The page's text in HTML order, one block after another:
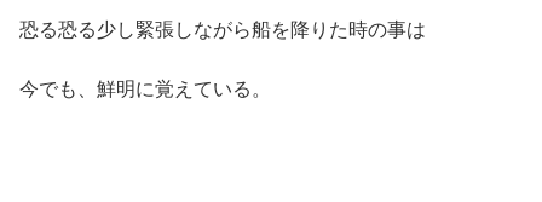
恐る恐る少し緊張しながら船を降りた時の事は
今でも、鮮明に覚えている。